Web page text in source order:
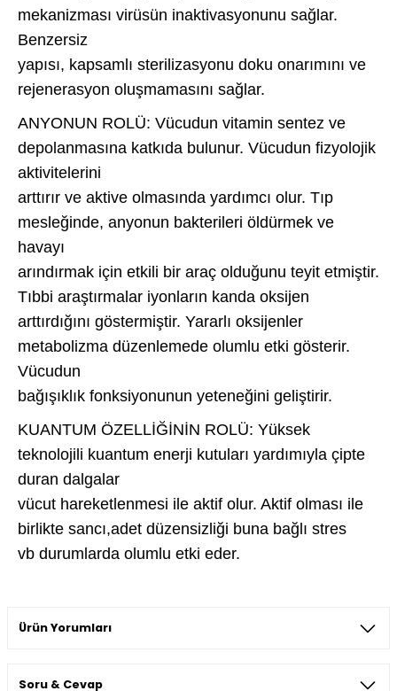
mekanizması virüsün inaktivasyonunu sağlar.
Benzersiz
yapısı, kapsamlı sterilizasyonu doku onarımını ve
rejenerasyon oluşmamasını sağlar.
ANYONUN ROLÜ: Vücudun vitamin sentez ve
depolanmasına katkıda bulunur. Vücudun fizyolojik
aktivitelerini
arttırır ve aktive olmasında yardımcı olur. Tıp
mesleğinde, anyonun bakterileri öldürmek ve
havayı
arındırmak için etkili bir araç olduğunu teyit etmiştir.
Tıbbi araştırmalar iyonların kanda oksijen
arttırdığını göstermiştir. Yararlı oksijenler
metabolizma düzenlemede olumlu etki gösterir.
Vücudun
bağışıklık fonksiyonunun yeteneğini geliştirir.
KUANTUM ÖZELLİĞİNİN ROLÜ: Yüksek
teknolojili kuantum enerji kutuları yardımıyla çipte
duran dalgalar
vücut hareketlenmesi ile aktif olur. Aktif olması ile
birlikte sancı,adet düzensizliği buna bağlı stres
vb durumlarda olumlu etki eder.
Ürün Yorumları
Soru & Cevap